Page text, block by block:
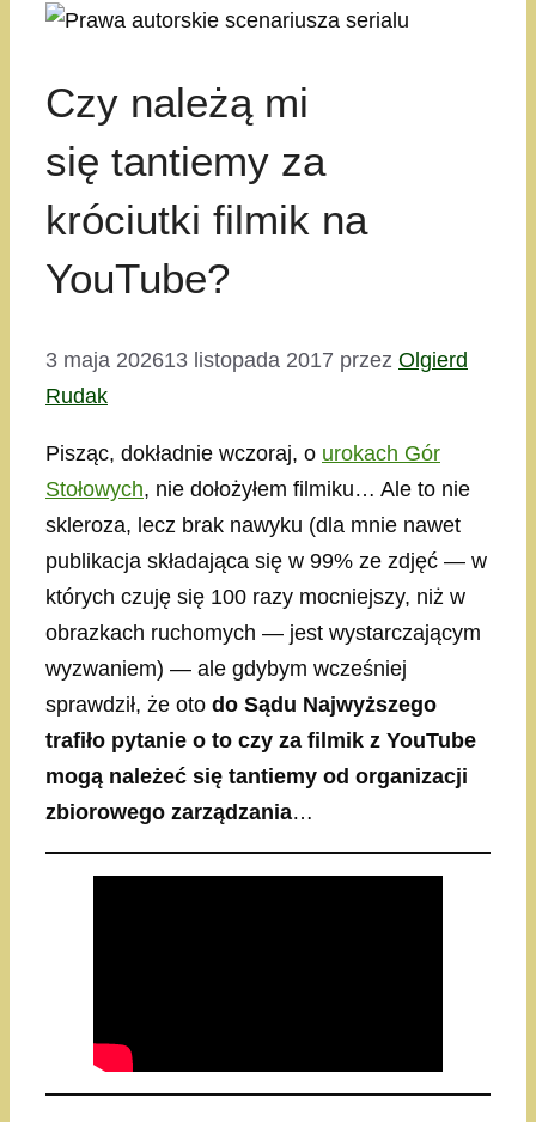
Czy należą mi
się tantiemy za
króciutki filmik na
YouTube?
3 maja 202613 listopada 2017 przez Olgierd
Rudak
Pisząc, dokładnie wczoraj, o urokach Gór
Stołowych, nie dołożyłem filmiku… Ale to nie
skleroza, lecz brak nawyku (dla mnie nawet
publikacja składająca się w 99% ze zdjęć — w
których czuję się 100 razy mocniejszy, niż w
obrazkach ruchomych — jest wystarczającym
wyzwaniem) — ale gdybym wcześniej
sprawdził, że oto do Sądu Najwyższego
trafiło pytanie o to czy za filmik z YouTube
mogą należeć się tantiemy od organizacji
zbiorowego zarządzania…